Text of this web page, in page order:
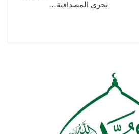
تحري المصداقية…